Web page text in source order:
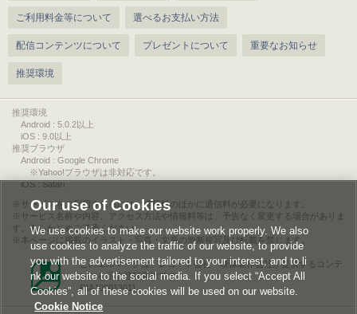
ご利用料金等について 選べるお支払い方法
配信コンテンツについて プレゼントについて 重要なお知らせ
推奨環境
推奨環境
Android : 5.0.2以上
iOS : 9.0以上
推奨ブラウザ
Android : Google Chrome
※Yahoo!ブラウザは非対応です。
iOS : Safari
サービスをご利用されるには、情報料のほかに通信料が必要になります。
サービス名称や内容、アクセス方法や情報料等は、予告なく変更する場合がありま
す。あらかじめご了承ください。
本ページに掲載のイラスト・写真・文章の無断複写及び転載を禁じます。
このエルマークは、レコード会社・映像製作会社が提供するコンテ
ンツを示す登録商標です。
RIAJ00013011
Our use of Cookies
We use cookies to make our website work properly. We also
use cookies to analyze the traffic of our website, to provide
you with the advertisement tailored to your interest, and to li
nk our website to the social media. If you select “Accept All
Cookies”, all of these cookies will be used on our website.
Cookie Notice